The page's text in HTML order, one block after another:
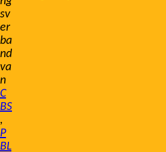
sv
er
ba
nd
va
n
C
BS
,
P
BL